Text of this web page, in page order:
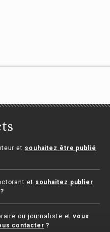
et souhaitez être publié
et souhaitez publier
?
ou journaliste etvous
contacter ?